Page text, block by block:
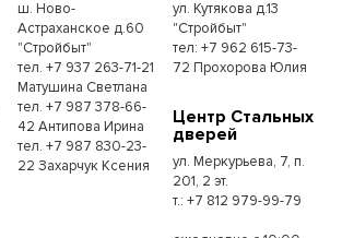
ш. Ново-
Астраханское д.60
"Стройбыт"
тел. +7 937 263-71-21
Матушина Светлана
тел. +7 987 378-66-
42 Антипова Ирина
тел. +7 987 830-23-
22 Захарчук Ксения
ул. Кутякова д.13
"Стройбыт"
тел: +7 962 615-73-
72 Прохорова Юлия
Центр Стальных
дверей
ул. Меркурьева, 7, п.
201, 2 эт.
т.: +7 812 979-99-79